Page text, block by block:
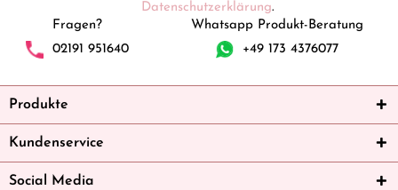
Datenschutzerklärung.
Fragen?
02191 951640
Whatsapp Produkt-Beratung
+49 173 4376077
Produkte
Kundenservice
Social Media